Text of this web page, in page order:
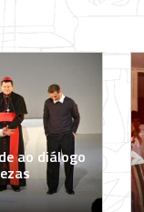
ao diálogo